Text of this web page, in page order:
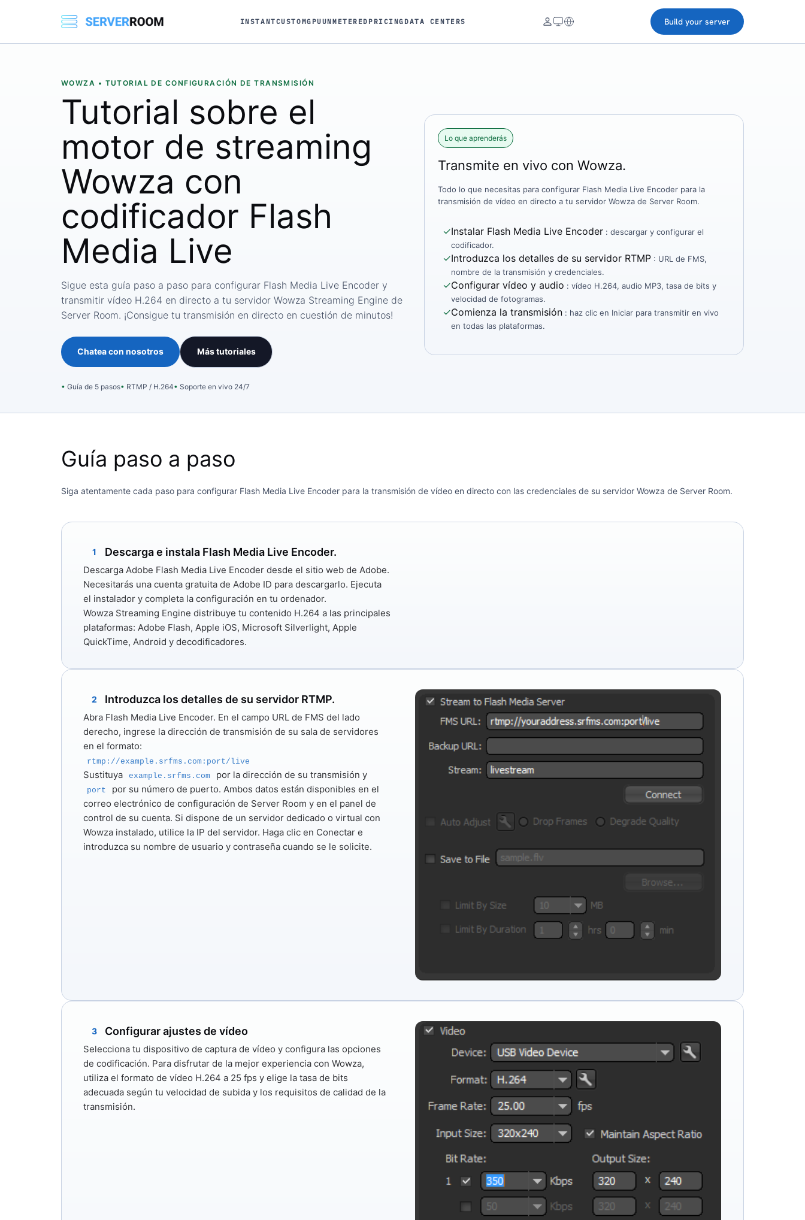
INSTANTCUSTOMGPUUNMETERED PRICING DATA CENTERS Build your server
WOWZA • TUTORIAL DE CONFIGURACIÓN DE TRANSMISIÓN
Tutorial sobre el
motor de streaming
Wowza con
codificador Flash
Media Live
Sigue esta guía paso a paso para configurar Flash Media Live Encoder y
transmitir vídeo H.264 en directo a tu servidor Wowza Streaming Engine de
Server Room. ¡Consigue tu transmisión en directo en cuestión de minutos!
Chatea con nosotros Más tutoriales
Guía de 5 pasos RTMP / H.264 Soporte en vivo 24/7
Lo que aprenderás
Transmite en vivo con Wowza.
Todo lo que necesitas para configurar Flash Media Live Encoder para la
transmisión de vídeo en directo a tu servidor Wowza de Server Room.
✓Instalar Flash Media Live Encoder : descargar y configurar el
codificador.
✓Introduzca los detalles de su servidor RTMP : URL de FMS,
nombre de la transmisión y credenciales.
✓Configurar vídeo y audio : vídeo H.264, audio MP3, tasa de bits y
velocidad de fotogramas.
✓Comienza la transmisión : haz clic en Iniciar para transmitir en vivo
en todas las plataformas.
Guía paso a paso
Siga atentamente cada paso para configurar Flash Media Live Encoder para la transmisión de vídeo en directo con las credenciales de su servidor Wowza de Server Room.
1 Descarga e instala Flash Media Live Encoder.
Descarga Adobe Flash Media Live Encoder desde el sitio web de Adobe.
Necesitarás una cuenta gratuita de Adobe ID para descargarlo. Ejecuta
el instalador y completa la configuración en tu ordenador.
Wowza Streaming Engine distribuye tu contenido H.264 a las principales
plataformas: Adobe Flash, Apple iOS, Microsoft Silverlight, Apple
QuickTime, Android y decodificadores.
2 Introduzca los detalles de su servidor RTMP.
Abra Flash Media Live Encoder. En el campo URL de FMS del lado
derecho, ingrese la dirección de transmisión de su sala de servidores
en el formato:
rtmp://example.srfms.com:port/live
Sustituya example.srfms.com por la dirección de su transmisión y
port
por su número de puerto. Ambos datos están disponibles en el
correo electrónico de configuración de Server Room y en el panel de
control de su cuenta. Si dispone de un servidor dedicado o virtual con
Wowza instalado, utilice la IP del servidor. Haga clic en Conectar e
introduzca su nombre de usuario y contraseña cuando se le solicite.
3 Configurar ajustes de vídeo
Selecciona tu dispositivo de captura de vídeo y configura las opciones
de codificación. Para disfrutar de la mejor experiencia con Wowza,
utiliza el formato de vídeo H.264 a 25 fps y elige la tasa de bits
adecuada según tu velocidad de subida y los requisitos de calidad de la
transmisión.